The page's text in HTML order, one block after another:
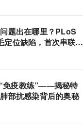
题出在哪里？PLoS
位缺陷，首次串联起
的统一通路
免疫教练”——揭秘特
部抗感染背后的奥秘